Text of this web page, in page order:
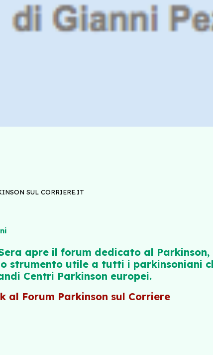
SUL CORRIERE.IT
apre il forum dedicato al Parkinson,
strumento utile a tutti i parkinsoniani
Centri Parkinson europei.
al Forum Parkinson sul Corriere